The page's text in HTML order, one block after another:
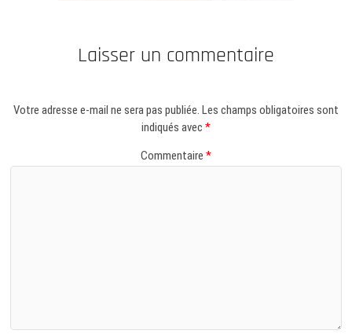
Laisser un commentaire
Votre adresse e-mail ne sera pas publiée. Les champs obligatoires sont
indiqués avec *
Commentaire *